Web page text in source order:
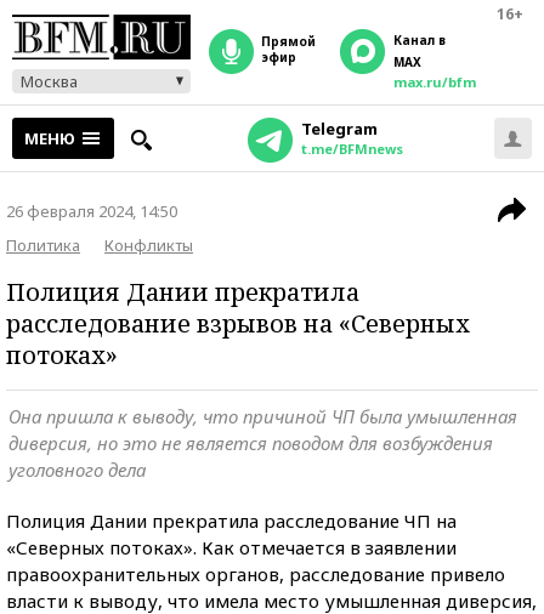
16+
Москва
прямой
эфир
Канал в
MAX
max.ru/bfm
МЕНЮ Telegram
t.me/BFMnews
26 февраля 2024, 14:50
Политика
Конфликты
Полиция Дании прекратила
расследование взрывов на «Северных
потоках»
Она пришла к выводу, что причиной ЧП была умышленная
диверсия, но это не является поводом для возбуждения
уголовного дела
Полиция Дании прекратила расследование ЧП на
«Северных потоках». Как отмечается в заявлении
правоохранительных органов, расследование привело
власти к выводу, что имела место умышленная диверсия,